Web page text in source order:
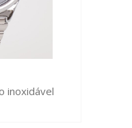
inoxidável